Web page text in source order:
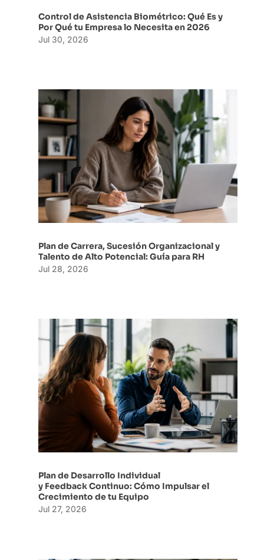
Control de Asistencia Biométrico: Qué Es y
Por Qué tu Empresa lo Necesita en 2026
Jul 30, 2026
Plan de Carrera, Sucesión Organizacional y
Talento de Alto Potencial: Guía para RH
Jul 28, 2026
Plan de Desarrollo Individual
y Feedback Continuo: Cómo Impulsar el
Crecimiento de tu Equipo
Jul 27, 2026